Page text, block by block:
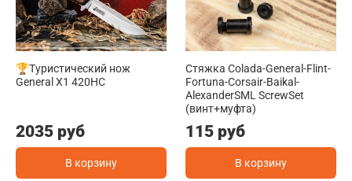
🏆Туристический нож
General X1 420HC
2035 руб
В корзину
Стяжка Colada-General-Flint-
Fortuna-Corsair-Baikal-
AlexanderSML ScrewSet
(винт+муфта)
115 руб
В корзину